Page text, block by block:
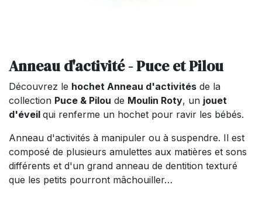
Anneau d'activité - Puce et Pilou
Découvrez le hochet Anneau d'activités de la
collection Puce & Pilou de Moulin Roty, un jouet
d'éveil qui renferme un hochet pour ravir les bébés.
Anneau d'activités à manipuler ou à suspendre. Il est
composé de plusieurs amulettes aux matières et sons
différents et d'un grand anneau de dentition texturé
que les petits pourront mâchouiller…